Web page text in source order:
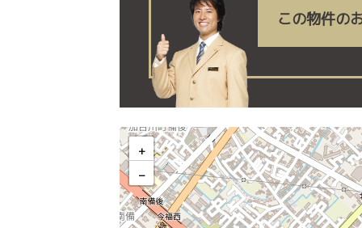
この物件の
加古川市野口町良野 リフォーム
+
−